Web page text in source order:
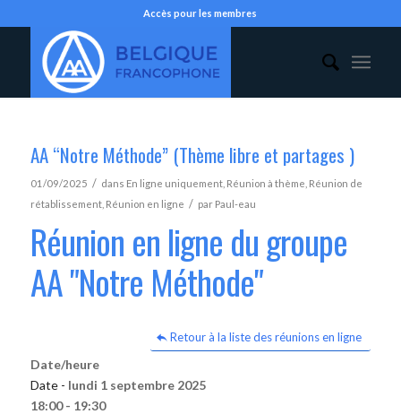
Accès pour les membres
AA “Notre Méthode” (Thème libre et partages )
01/09/2025 / dans En ligne uniquement, Réunion à thème Réunion de
rétablissement, Réunion en ligne / par Paul-eau
Réunion en ligne du groupe
AA "Notre Méthode"
Retour à la liste des réunions en ligne
Date/heure
Date - lundi 1 septembre 2025
18:00 - 19:30